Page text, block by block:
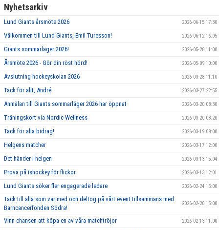
KONTAKTA OSS
BOKNING
Nyhetsarkiv
Lund Giants årsmöte 2026 2026-06-15 17:30
Välkommen till Lund Giants, Emil Turesson! 2026-06-12 16:05
Giants sommarläger 2026! 2026-05-28 11:00
Årsmöte 2026 - Gör din röst hörd! 2026-05-09 10:00
Avslutning hockeyskolan 2026 2026-03-28 11:10
Tack för allt, André 2026-03-27 22:55
Anmälan till Giants sommarläger 2026 har öppnat 2026-03-20 08:30
Träningskort via Nordic Wellness 2026-03-20 08:20
Tack för alla bidrag! 2026-03-19 08:00
Helgens matcher 2026-03-17 12:00
Det händer i helgen 2026-03-13 15:04
Prova på ishockey för flickor 2026-03-13 12:01
Lund Giants söker fler engagerade ledare 2026-02-24 15:00
Tack till alla som var med och deltog på vårt event tillsammans med
Barncancerfonden Södra!
2026-02-20 15:00
Vinn chansen att köpa en av våra matchtröjor 2026-02-13 11:00